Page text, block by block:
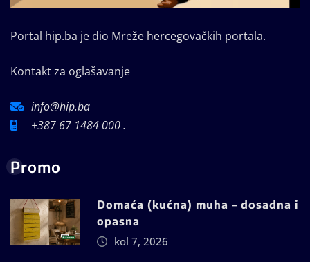
Portal hip.ba je dio Mreže hercegovačkih portala.
Kontakt za oglašavanje
info@hip.ba
+387 67 1484 000 .
Promo
Domaća (kućna) muha – dosadna i
opasna
kol 7, 2026